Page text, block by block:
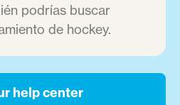
podrías buscar
de hockey.
help center